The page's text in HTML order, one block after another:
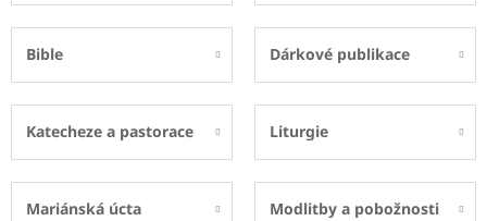
Bible Dárkové publikace
Katecheze a pastorace Liturgie
Mariánská úcta Modlitby a pobožnosti